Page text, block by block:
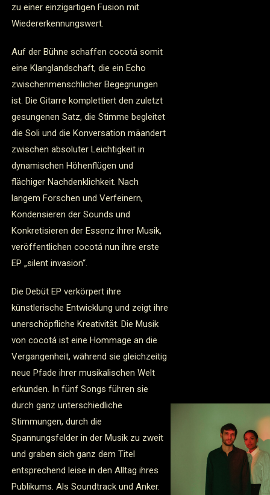
zu einer einzigartigen Fusion mit
Wiedererkennungswert.
Auf der Bühne schaffen cocotá somit
eine Klanglandschaft, die ein Echo
zwischenmenschlicher Begegnungen
ist. Die Gitarre komplettiert den zuletzt
gesungenen Satz, die Stimme begleitet
die Soli und die Konversation mäandert
zwischen absoluter Leichtigkeit in
dynamischen Höhenflügen und
flächiger Nachdenklichkeit. Nach
langem Forschen und Verfeinern,
Kondensieren der Sounds und
Konkretisieren der Essenz ihrer Musik,
veröffentlichen cocotá nun ihre erste
EP „silent invasion“.
Die Debüt EP verkörpert ihre
künstlerische Entwicklung und zeigt ihre
unerschöpfliche Kreativität. Die Musik
von cocotá ist eine Hommage an die
Vergangenheit, während sie gleichzeitig
neue Pfade ihrer musikalischen Welt
erkunden. In fünf Songs führen sie
durch ganz unterschiedliche
Stimmungen, durch die
Spannungsfelder in der Musik zu zweit
und graben sich ganz dem Titel
entsprechend leise in den Alltag ihres
Publikums. Als Soundtrack und Anker.